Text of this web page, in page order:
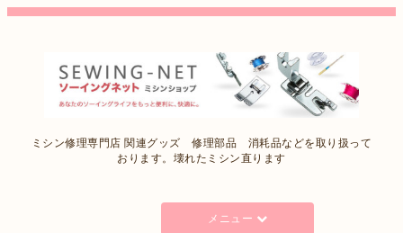
ミシン修理専門店 関連グッズ 修理部品 消耗品などを取り扱って
おります。壊れたミシン直ります
メニュー